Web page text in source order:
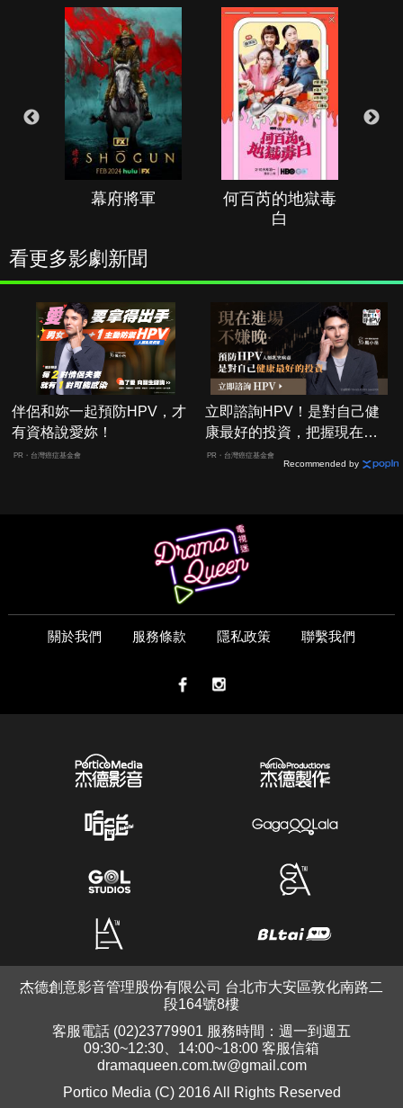
幕府將軍
何百芮的地獄毒
白
看更多影劇新聞
伴侶和妳一起預防HPV，才
有資格說愛妳！
PR・台灣癌症基金會
立即諮詢HPV！是對自己健
康最好的投資，把握現在不
嫌晚！
PR・台灣癌症基金會
Recommended by
關於我們 服務條款 隱私政策 聯繫我們
杰德創意影音管理股份有限公司 台北市大安區敦化南路二
段164號8樓
客服電話 (02)23779901 服務時間：週一到週五
09:30~12:30、14:00~18:00 客服信箱
dramaqueen.com.tw@gmail.com
Portico Media (C) 2016 All Rights Reserved